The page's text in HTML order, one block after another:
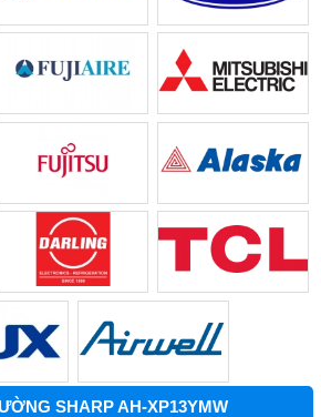
SHARP AH-XP13YMW